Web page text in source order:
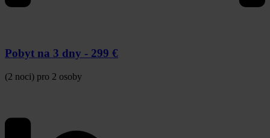
Pobyt na 3 dny - 299 €
(2 noci) pro 2 osoby